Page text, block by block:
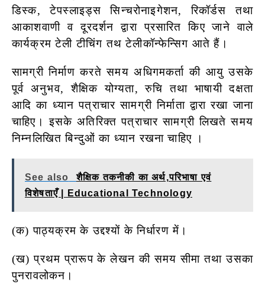
डिस्क, टेपस्लाइड्स सिन्चरोनाइगेशन, रिकॉर्डस तथा
आकाशवाणी व दूरदर्शन द्वारा प्रसारित किए जाने वाले
कार्यक्रम टेली टीचिंग तथ टेलीकॉन्फेन्सिग आते हैं।
सामग्री निर्माण करते समय अधिगमकर्ता की आयु उसके
पूर्व अनुभव, शैक्षिक योग्यता, रुचि तथा भाषायी दक्षता
आदि का ध्यान पत्राचार सामग्री निर्माता द्वारा रखा जाना
चाहिए। इसके अतिरिक्त पत्राचार सामग्री लिखते समय
निम्नलिखित बिन्दुओं का ध्यान रखना चाहिए ।
See also
शैक्षिक तकनीकी का अर्थ,परिभाषा एवं
विशेषताएँ | Educational Technology
(क) पाठ्यक्रम के उद्दश्यों के निर्धारण में।
(ख) प्रथम प्रारूप के लेखन की समय सीमा तथा उसका
पुनरावलोकन।